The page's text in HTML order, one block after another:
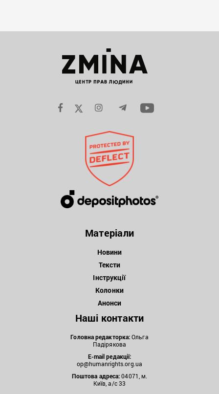
Матеріали
Новини
Тексти
Інструкції
Колонки
Анонси
Наші контакти
Головна редакторка:Ольга
Падірякова
E-mail редакції:
op@humanrights.org.ua
Поштова адреса:04071, м.
Київ, а/с 33